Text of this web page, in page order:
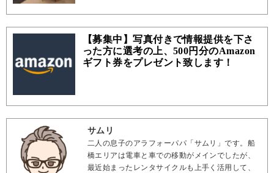
【募集中】写真付きで情報提供を下さ
った方に選考の上、500円分のAmazon
ギフト券をプレゼント致します！
サムリ
二人の息子のアラフォーパパ「サムリ」です。船
橋エリアは電車と車での移動がメインでしたが、
最近始まったレンタサイクルも上手く活用して、